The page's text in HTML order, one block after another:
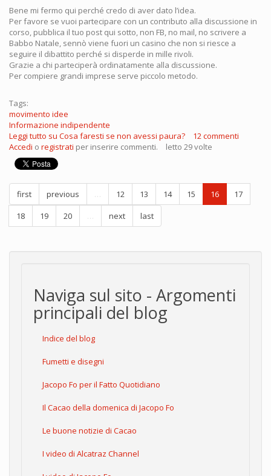
Bene mi fermo qui perché credo di aver dato l’idea.
Per favore se vuoi partecipare con un contributo alla discussione in
corso, pubblica il tuo post qui sotto, non FB, no mail, no scrivere a
Babbo Natale, sennò viene fuori un casino che non si riesce a
seguire il dibattito perché si disperde in mille rivoli.
Grazie a chi parteciperà ordinatamente alla discussione.
Per compiere grandi imprese serve piccolo metodo.
Tags:
movimento idee
Informazione indipendente
Leggi tutto su Cosa faresti se non avessi paura?
12 commenti
Accedi o registrati per inserire commenti. letto 29 volte
first previous … 12 13 14 15 16
17
18
19 20 … next last
Naviga sul sito - Argomenti
principali del blog
Indice del blog
Fumetti e disegni
Jacopo Fo per il Fatto Quotidiano
Il Cacao della domenica di Jacopo Fo
Le buone notizie di Cacao
I video di Alcatraz Channel